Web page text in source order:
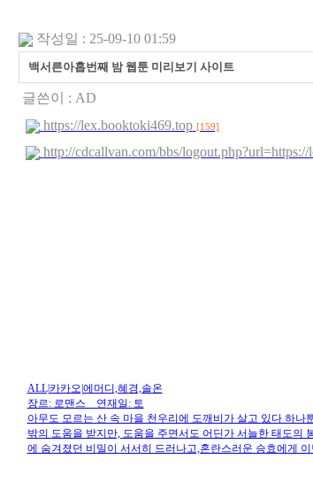
작성일 : 25-09-10 01:59
백서른아홉번째 밤 웹툰 미리보기 사이트
글쓴이 : AD
https://lex.booktoki469.top [159]
http://cdcallvan.com/bbs/
ALL|카카오|에머디,혜경,솔온
장르: 로맨스 연재일: 토
아무도 모르는 산 속 마을 천우리에 도깨비가 살고 있다 하
밖의 도움을 받지만, 도움을 주면서도 어딘가 서늘한 태도의
에 숨겨졌던 비밀이 서서히 드러나고,혼란스러운 승효에게